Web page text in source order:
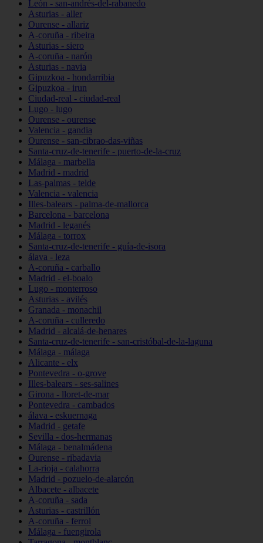
León - san-andrés-del-rabanedo
Asturias - aller
Ourense - allariz
A-coruña - ribeira
Asturias - siero
A-coruña - narón
Asturias - navia
Gipuzkoa - hondarribia
Gipuzkoa - irun
Ciudad-real - ciudad-real
Lugo - lugo
Ourense - ourense
Valencia - gandia
Ourense - san-cibrao-das-viñas
Santa-cruz-de-tenerife - puerto-de-la-cruz
Málaga - marbella
Madrid - madrid
Las-palmas - telde
Valencia - valencia
Illes-balears - palma-de-mallorca
Barcelona - barcelona
Madrid - leganés
Málaga - torrox
Santa-cruz-de-tenerife - guía-de-isora
álava - leza
A-coruña - carballo
Madrid - el-boalo
Lugo - monterroso
Asturias - avilés
Granada - monachil
A-coruña - culleredo
Madrid - alcalá-de-henares
Santa-cruz-de-tenerife - san-cristóbal-de-la-laguna
Málaga - málaga
Alicante - elx
Pontevedra - o-grove
Illes-balears - ses-salines
Girona - lloret-de-mar
Pontevedra - cambados
álava - eskuernaga
Madrid - getafe
Sevilla - dos-hermanas
Málaga - benalmádena
Ourense - ribadavia
La-rioja - calahorra
Madrid - pozuelo-de-alarcón
Albacete - albacete
A-coruña - sada
Asturias - castrillón
A-coruña - ferrol
Málaga - fuengirola